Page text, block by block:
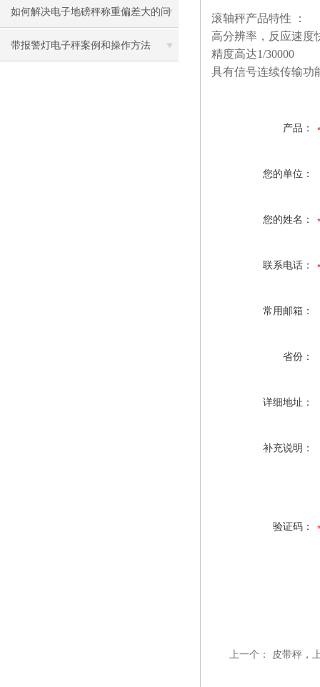
项
如何解决电子地磅秤称重偏差大的问
题？
带报警灯电子秤案例和操作方法
滚轴秤产品特性
：
高分辨率，反应速度
精度高达1/30000
具有信号连续传输功
产品：
您的单位：
您的姓名：
联系电话：
常用邮箱：
省份：
详细地址：
补充说明：
验证码：
上一个： 皮带秤，